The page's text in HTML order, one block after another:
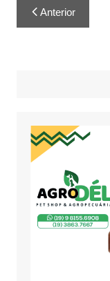
Anterior